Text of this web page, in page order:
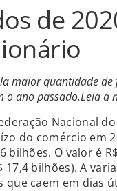
de
maior quantidade
o ano passado.Leia a
Nacional
do comércio em
bilhões. O valor é
17,4 bilhões). A
caem em dias